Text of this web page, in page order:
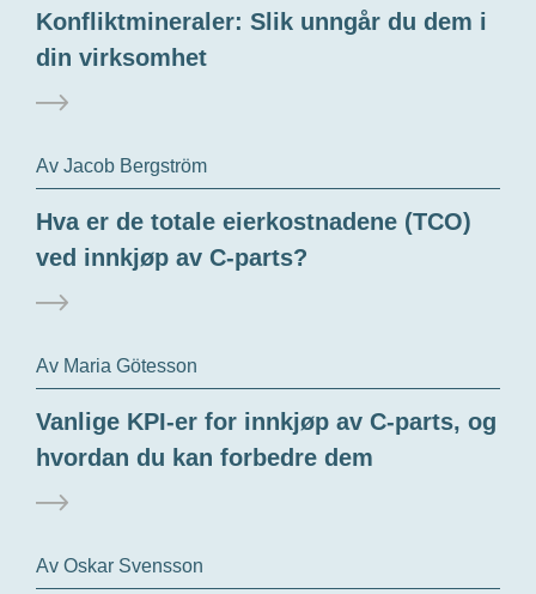
Konfliktmineraler: Slik unngår du dem i
din virksomhet
Av Jacob Bergström
Hva er de totale eierkostnadene (TCO)
ved innkjøp av C-parts?
Av Maria Götesson
Vanlige KPI-er for innkjøp av C-parts, og
hvordan du kan forbedre dem
Av Oskar Svensson